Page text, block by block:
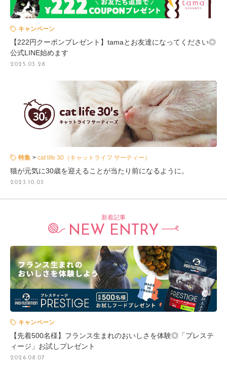
キャンペーン
【222円クーポンプレゼント】tamaとお友達になってください◎
公式LINE始めます
2025.03.28
特集 cat life 30（キャットライフ サーティー）
猫が元気に30歳を迎えることが当たり前になるように。
2023.10.03
新着記事
NEW ENTRY
キャンペーン
【先着500名様】フランス生まれのおいしさを体験◎「プレステ
ィージ」お試しプレゼント
2026.08.07